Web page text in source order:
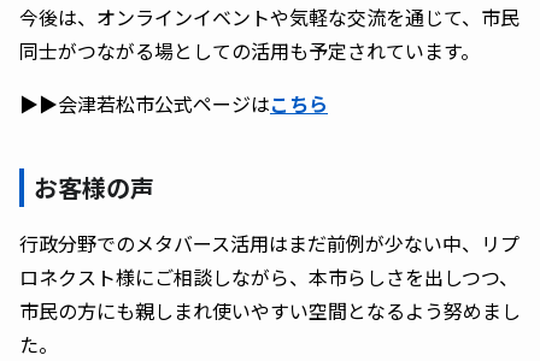
今後は、オンラインイベントや気軽な交流を通じて、市民
同士がつながる場としての活用も予定されています。
▶▶会津若松市公式ページはこちら
お客様の声
行政分野でのメタバース活用はまだ前例が少ない中、リプ
ロネクスト様にご相談しながら、本市らしさを出しつつ、
市民の方にも親しまれ使いやすい空間となるよう努めまし
た。